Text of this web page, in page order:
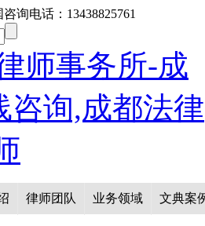
询电话：13438825761
律师团队 业务领域 文典案